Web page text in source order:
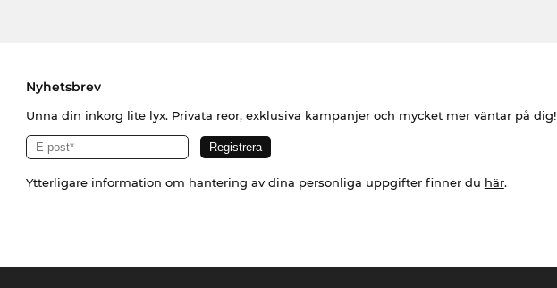
Nyhetsbrev
Unna din inkorg lite lyx. Privata reor, exklusiva kampanjer och mycket mer väntar på dig!
Ytterligare information om hantering av dina personliga uppgifter finner du här.